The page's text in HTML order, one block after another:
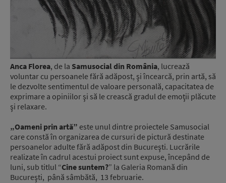
Anca Florea, de la Samusocial din România, lucrează
voluntar cu persoanele fără adăpost, şi încearcă, prin artă, să
le dezvolte sentimentul de valoare personală, capacitatea de
exprimare a opiniilor şi să le crească gradul de emoţii plăcute
şi relaxare.
„Oameni prin artă” este unul dintre proiectele Samusocial
care constă în organizarea de cursuri de pictură destinate
persoanelor adulte fără adăpost din Bucureşti. Lucrările
realizate în cadrul acestui proiect sunt expuse, începând de
luni, sub titlul “Cine suntem?” la Galeria Romană din
Bucureşti, până sâmbătă, 13 februarie.